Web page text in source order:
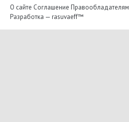
О сайте Соглашение Правообладателям
Разработка — rasuvaeff™